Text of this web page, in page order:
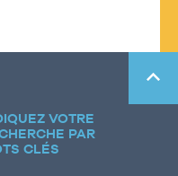
VOTRE
PAR
CLÉS